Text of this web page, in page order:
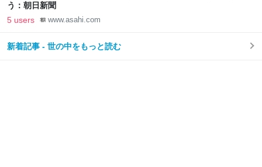
う：朝日新聞
5 users www.asahi.com
新着記事 - 世の中をもっと読む